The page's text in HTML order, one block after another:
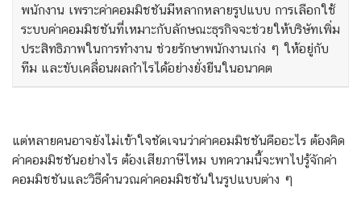
พนักงาน เพราะค่าคอมมิชชันมีหลากหลายรูปแบบ การเลือกใช้
ระบบค่าคอมมิชชันที่เหมาะกับลักษณะธุรกิจจะช่วยให้บริษัทเพิ่ม
ประสิทธิภาพในการทำงาน ช่วยรักษาพนักงานเก่ง ๆ ให้อยู่กับ
ทีม และขับเคลื่อนผลกำไรได้อย่างยั่งยืนในอนาคต
แต่หลายคนอาจยังไม่เข้าใจชัดเจนว่าค่าคอมมิชชันคืออะไร ต้องคิด
ค่าคอมมิชชันอย่างไร ต้องเสียภาษีไหม บทความนี้จะพาไปรู้จักค่า
คอมมิชชันและวิธีคำนวณค่าคอมมิชชันในรูปแบบต่าง ๆ